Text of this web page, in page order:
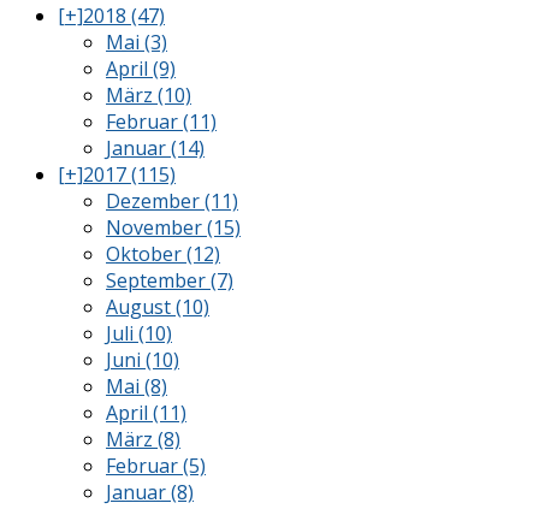
[+]2018 (47)
Mai (3)
April (9)
März (10)
Februar (11)
Januar (14)
[+]2017 (115)
Dezember (11)
November (15)
Oktober (12)
September (7)
August (10)
Juli (10)
Juni (10)
Mai (8)
April (11)
März (8)
Februar (5)
Januar (8)